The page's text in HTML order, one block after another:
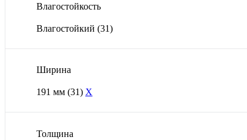
Влагостойкость
Влагостойкий (31)
Ширина
191 мм (31) X
Толщина